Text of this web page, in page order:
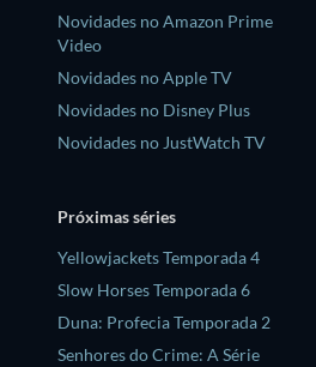
Novidades no Amazon Prime
Video
Novidades no Apple TV
Novidades no Disney Plus
Novidades no JustWatch TV
Próximas séries
Yellowjackets Temporada 4
Slow Horses Temporada 6
Duna: Profecia Temporada 2
Senhores do Crime: A Série